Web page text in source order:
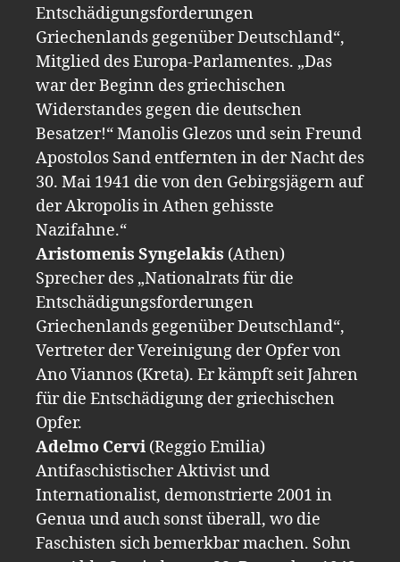
Entschädigungsforderungen
Griechenlands gegenüber Deutschland“,
Mitglied des Europa-Parlamentes. „Das
war der Beginn des griechischen
Widerstandes gegen die deutschen
Besatzer!“ Manolis Glezos und sein Freund
Apostolos Sand entfernten in der Nacht des
30. Mai 1941 die von den Gebirgsjägern auf
der Akropolis in Athen gehisste
Nazifahne.“
Aristomenis Syngelakis (Athen)
Sprecher des „Nationalrats für die
Entschädigungsforderungen
Griechenlands gegenüber Deutschland“,
Vertreter der Vereinigung der Opfer von
Ano Viannos (Kreta). Er kämpft seit Jahren
für die Entschädigung der griechischen
Opfer.
Adelmo Cervi (Reggio Emilia)
Antifaschistischer Aktivist und
Internationalist, demonstrierte 2001 in
Genua und auch sonst überall, wo die
Faschisten sich bemerkbar machen. Sohn